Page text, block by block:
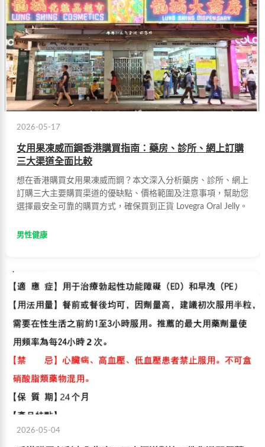
2026-05-17
女用果凍威而鋼香港購買指南：藥房、診所、網上訂購
三大渠道全面比較
想在香港購買女用果凍威而鋼？本文深入分析藥房、診所、網上
訂購三大主要購買渠道的優缺點、價格範圍及注意事項，幫助您
選擇最安全可靠的購買方式，確保買到正貨 Lovegra Oral Jelly。
男性健康
2026-05-04